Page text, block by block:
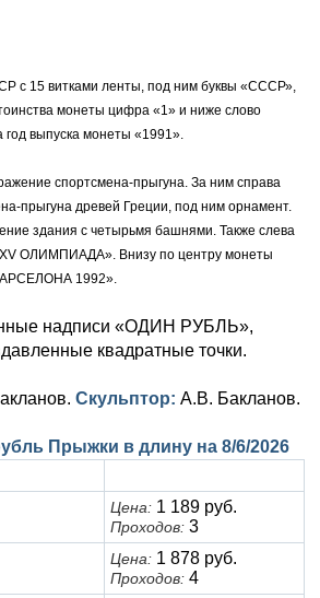
с 15 витками ленты, под ним буквы «СССР»,
монеты цифра «1» и ниже слово
год выпуска монеты «1991».
спортсмена-прыгуна. За ним справа
прыгуна древей Греции, под ним орнамент.
здания с четырьмя башнями. Также слева
ОЛИМПИАДА». Внизу по центру монеты
1992».
надписи «ОДИН РУБЛЬ»,
квадратные точки.
Скульптор: А.В. Бакланов.
Прыжки в длину на 8/6/2026
Цена: 1 189 руб.
Проходов: 3
Цена: 1 878 руб.
Проходов: 4